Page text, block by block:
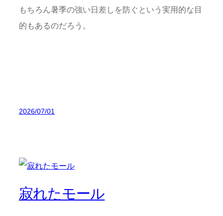
もちろん暑季の強い日差しを防ぐという実用的な目
的もあるのだろう。
2026/07/01
寂れたモール